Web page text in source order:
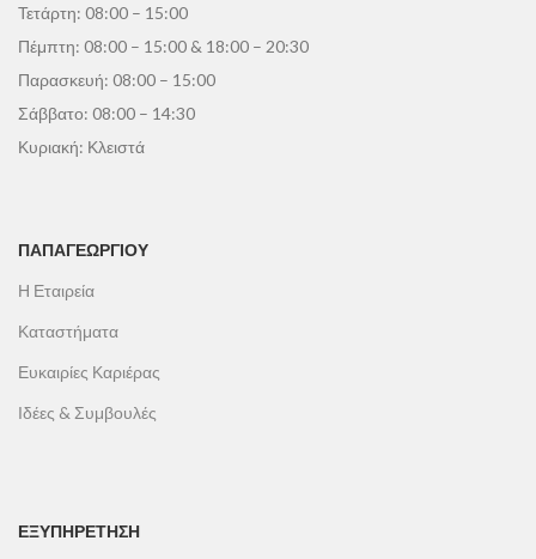
Τετάρτη: 08:00 – 15:00
Πέμπτη: 08:00 – 15:00 & 18:00 – 20:30
Παρασκευή: 08:00 – 15:00
Σάββατο: 08:00 – 14:30
Κυριακή: Κλειστά
ΠΑΠΑΓΕΩΡΓΊΟΥ
Η Εταιρεία
Καταστήματα
Ευκαιρίες Καριέρας
Ιδέες & Συμβουλές
ΕΞΥΠΗΡΕΤΗΣΗ